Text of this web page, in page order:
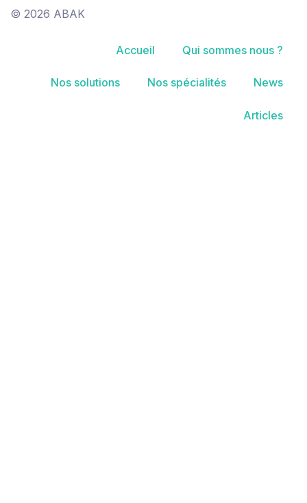
© 2026 ABAK
Accueil Qui sommes nous ?
Nos solutions Nos spécialités News
Articles